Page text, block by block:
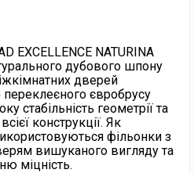
EXCELLENCE NATURINA
дубового шпону
дверей
переклеєного євробрусу
стабільність геометрії та
конструкції. Як
фільонки з
вишуканого вигляду та
міцність.